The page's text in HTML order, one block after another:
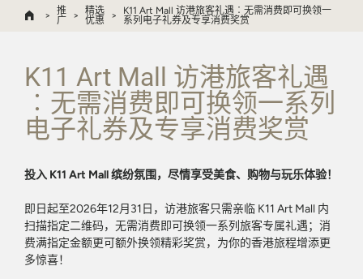
到访
推
广
精选
优惠
K11 Art Mall 访港旅客礼遇︰无需消费即可换领一
系列电子礼券及专享消费奖赏
K11 Art Mall 访港旅客礼遇
︰无需消费即可换领一系列
电子礼券及专享消费奖赏
投入 K11 Art Mall 缤纷氛围，尽情享受美食、购物与玩乐体验！
即日起至2026年12月31日，访港旅客只需亲临 K11 Art Mall 内
扫描指定二维码，无需消费即可换领一系列旅客专属礼遇；消
费满指定金额更可额外换领精彩奖赏，为你的香港旅程增添更
多惊喜！